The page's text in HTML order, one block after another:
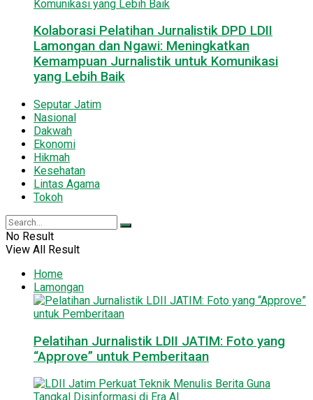
Kolaborasi Pelatihan Jurnalistik DPD LDII
Lamongan dan Ngawi: Meningkatkan
Kemampuan Jurnalistik untuk Komunikasi
yang Lebih Baik
Seputar Jatim
Nasional
Dakwah
Ekonomi
Hikmah
Kesehatan
Lintas Agama
Tokoh
No Result
View All Result
Home
Lamongan
Pelatihan Jurnalistik LDII JATIM: Foto yang
“Approve” untuk Pemberitaan